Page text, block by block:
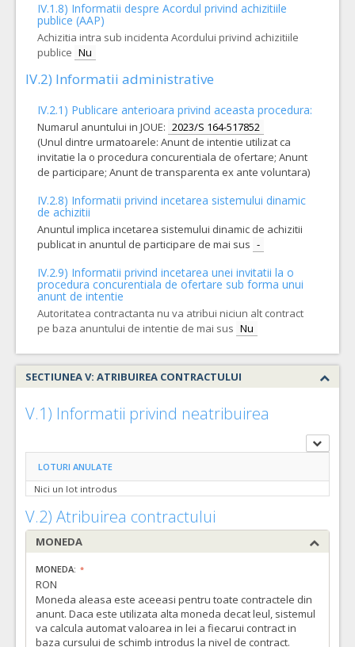
IV.1.8) Informatii despre Acordul privind achizitiile
publice (AAP)
Achizitia intra sub incidenta Acordului privind achizitiile
publice Nu
IV.2) Informatii administrative
IV.2.1) Publicare anterioara privind aceasta procedura:
Numarul anuntului in JOUE: 2023/S 164-517852
(Unul dintre urmatoarele: Anunt de intentie utilizat ca
invitatie la o procedura concurentiala de ofertare; Anunt
de participare; Anunt de transparenta ex ante voluntara)
IV.2.8) Informatii privind incetarea sistemului dinamic
de achizitii
Anuntul implica incetarea sistemului dinamic de achizitii
publicat in anuntul de participare de mai sus -
IV.2.9) Informatii privind incetarea unei invitatii la o
procedura concurentiala de ofertare sub forma unui
anunt de intentie
Autoritatea contractanta nu va atribui niciun alt contract
pe baza anuntului de intentie de mai sus Nu
SECTIUNEA V: ATRIBUIREA CONTRACTULUI
V.1) Informatii privind neatribuirea
LOTURI ANULATE
Nici un lot introdus
V.2) Atribuirea contractului
MONEDA
MONEDA:
RON
Moneda aleasa este aceeasi pentru toate contractele din
anunt. Daca este utilizata alta moneda decat leul, sistemul
va calcula automat valoarea in lei a fiecarui contract in
baza cursului de schimb introdus la nivel de contract.